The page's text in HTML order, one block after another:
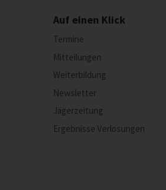
Auf einen Klick
Termine
Mitteilungen
Weiterbildung
Newsletter
Jägerzeitung
Ergebnisse Verlosungen